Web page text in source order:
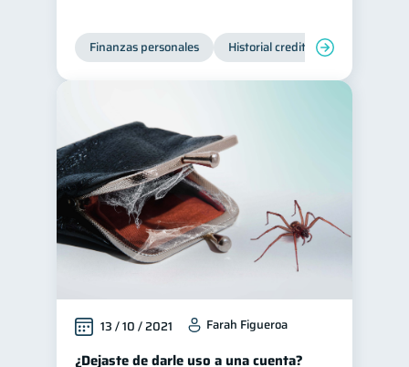
Finanzas personales Historial crediticio
13 / 10 / 2021 Farah Figueroa
¿Dejaste de darle uso a una cuenta?